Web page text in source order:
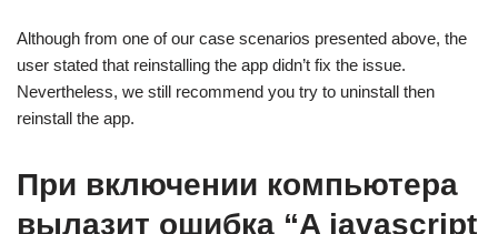
Although from one of our case scenarios presented above, the
user stated that reinstalling the app didn’t fix the issue.
Nevertheless, we still recommend you try to uninstall then
reinstall the app.
При включении компьютера
вылазит ошибка “A javascript